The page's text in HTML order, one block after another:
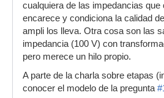
cualquiera de las impedancias que
encarece y condiciona la calidad
ampli los lleva. Otra cosa son las
impedancia (100 V) con
pero merece un hilo propio.
A parte de la charla sobre etapas
conocer el modelo de la pregunta